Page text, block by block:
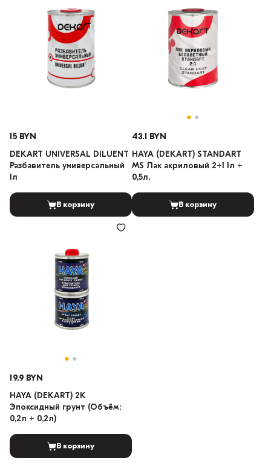
15 BYN
DEKART UNIVERSAL DILUENT
Разбавитель универсальный
1л
В корзину
43.1 BYN
HAYA (DEKART) STANDART
MS Лак акриловый 2+1 1л +
0,5л.
В корзину
19.9 BYN
HAYA (DEKART) 2K
Эпоксидный грунт (Объём:
0,2л + 0,2л)
В корзину